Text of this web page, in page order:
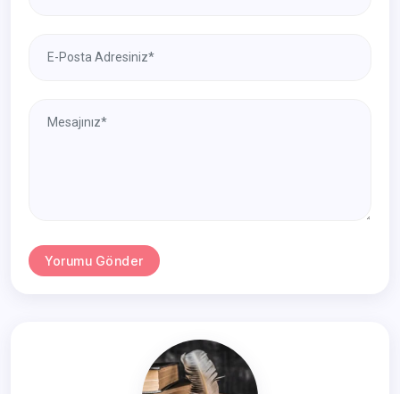
Yorumu Gönder